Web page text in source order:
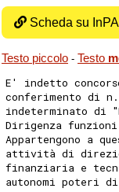
Scheda su InPA
Testo piccolo - Testo
E' indetto
conferimento di
indeterminato di
Dirigenza
Appartengono a
attività di
finanziaria e
autonomi poteri